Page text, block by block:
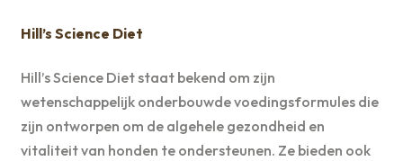
Hill’s Science Diet
Hill’s Science Diet staat bekend om zijn
wetenschappelijk onderbouwde voedingsformules die
zijn ontworpen om de algehele gezondheid en
vitaliteit van honden te ondersteunen. Ze bieden ook